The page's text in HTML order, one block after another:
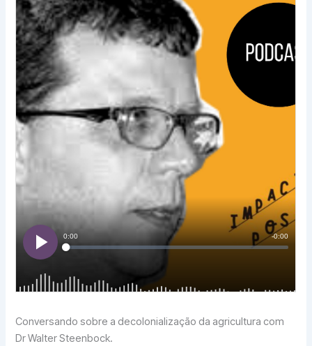
Conversando sobre a decolonialização da agricultura com
Dr Walter Steenbock.